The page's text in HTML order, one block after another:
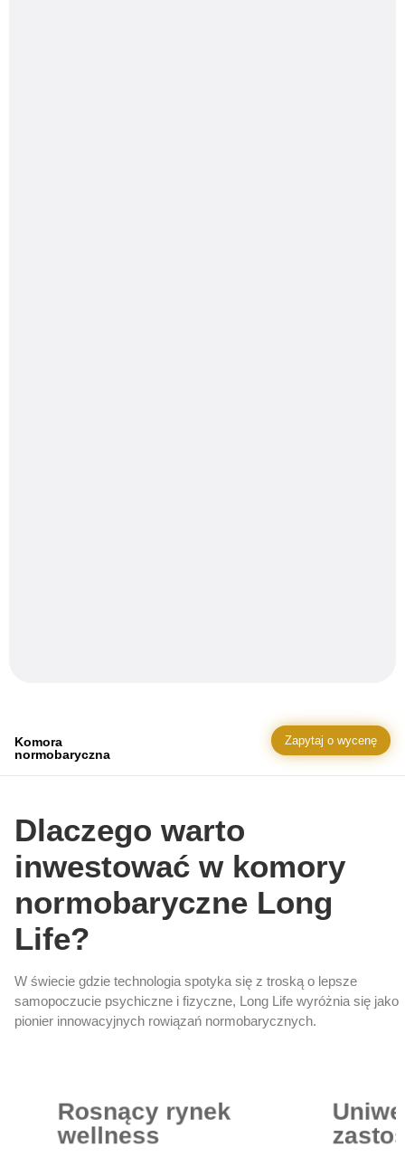
Komora
normobaryczna
Zapytaj o wycenę
Dlaczego warto
inwestować w komory
normobaryczne Long
Life?
W świecie gdzie technologia spotyka się z troską o lepsze
samopoczucie psychiczne i fizyczne, Long Life wyróżnia się jako
pionier innowacyjnych rowiązań normobarycznych.
Rosnący rynek
wellness